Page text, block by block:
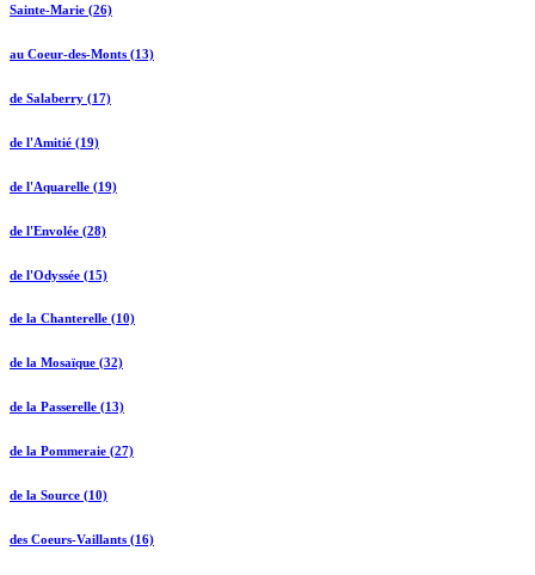
Sainte-Marie (26)
au Coeur-des-Monts (13)
de Salaberry (17)
de l'Amitié (19)
de l'Aquarelle (19)
de l'Envolée (28)
de l'Odyssée (15)
de la Chanterelle (10)
de la Mosaïque (32)
de la Passerelle (13)
de la Pommeraie (27)
de la Source (10)
des Coeurs-Vaillants (16)